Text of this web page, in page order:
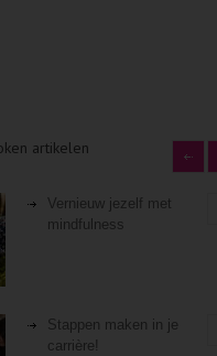
artikelen
Vernieuw jezelf met
mindfulness
Stappen maken in je
carrière!